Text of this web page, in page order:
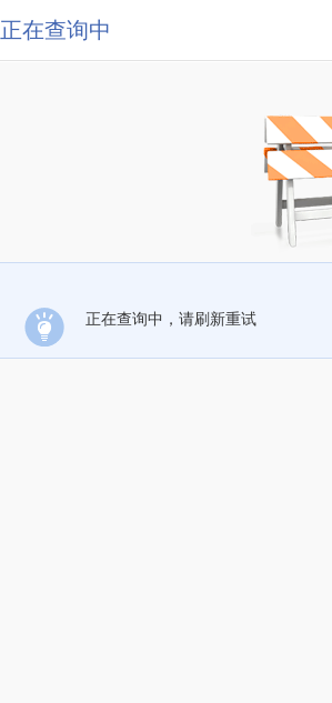
正在查询中
正在查询中，请刷新重试